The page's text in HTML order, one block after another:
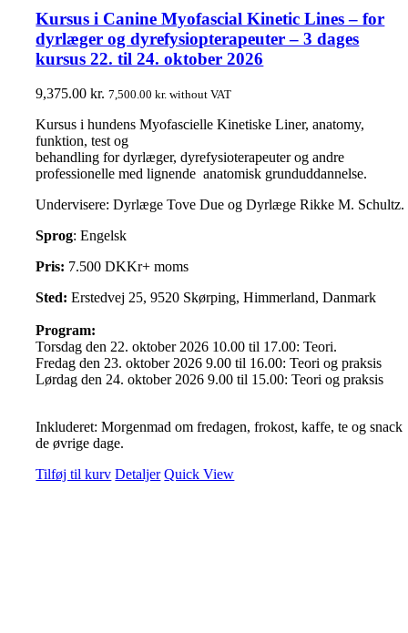
Kursus i Canine Myofascial Kinetic Lines – for
dyrlæger og dyrefysiopterapeuter – 3 dages
kursus 22. til 24. oktober 2026
9,375.00kr. 7,500.00kr. without VAT
Kursus i hundens Myofascielle Kinetiske Liner, anatomy,
funktion, test og
behandling for dyrlæger, dyrefysioterapeuter og andre
professionelle med lignende anatomisk grunduddannelse.
Undervisere: Dyrlæge Tove Due og Dyrlæge Rikke M. Schultz.
Sprog: Engelsk
Pris: 7.500 DKKr+ moms
Sted: Erstedvej 25, 9520 Skørping, Himmerland, Danmark
Program:
Torsdag den 22. oktober 2026 10.00 til 17.00: Teori.
Fredag den 23. oktober 2026 9.00 til 16.00: Teori og praksis
Lørdag den 24. oktober 2026 9.00 til 15.00: Teori og praksis
Inkluderet: Morgenmad om fredagen, frokost, kaffe, te og snack
de øvrige dage.
Tilføj til kurv Detaljer Quick View